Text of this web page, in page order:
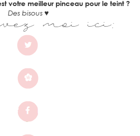
votre meilleur pinceau pour le teint ?
Des bisous ♥